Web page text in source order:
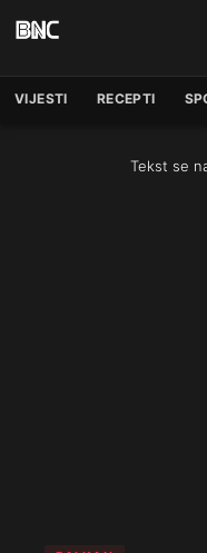
VIJESTI RECEPTI
Tekst se